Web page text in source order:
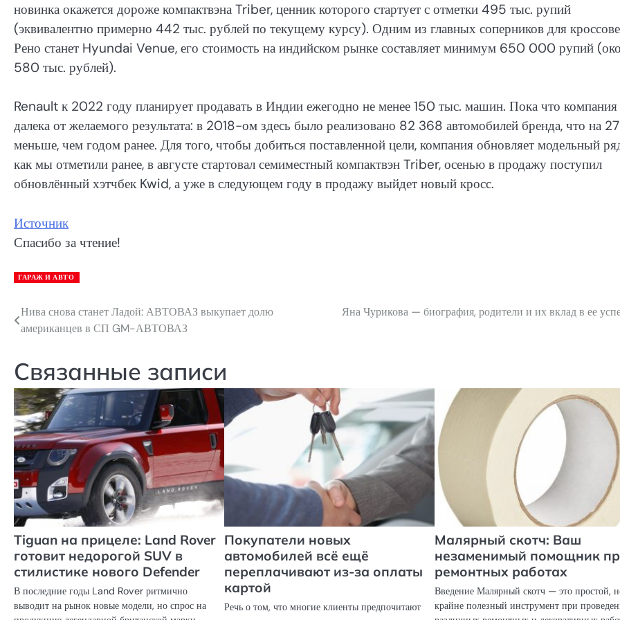
новинка окажется дороже компактвэна Triber, ценник которого стартует с отметки 495 тыс. рупий
(эквивалентно примерно 442 тыс. рублей по текущему курсу). Одним из главных соперников для
Рено станет Hyundai Venue, его стоимость на индийском рынке составляет минимум 650 000 рупий
580 тыс. рублей).
Renault к 2022 году планирует продавать в Индии ежегодно не менее 150 тыс. машин. Пока что компания
далека от желаемого результата: в 2018-ом здесь было реализовано 82 368 автомобилей бренда, что на
меньше, чем годом ранее. Для того, чтобы добиться поставленной цели, компания обновляет модельный
как мы отметили ранее, в августе стартовал семиместный компактвэн Triber, осенью в продажу поступил
обновлённый хэтчбек Kwid, а уже в следующем году в продажу выйдет новый кросс.
Источник
Спасибо за чтение!
ГАРАЖ И АВТО
Навигация
записям
Нива снова станет Ладой: АВТОВАЗ выкупает долю
американцев в СП GM-АВТОВАЗ
Яна Чурикова — биография, родители и их вклад в ее
Связанные записи
Tiguan на прицеле: Land Rover
готовит недорогой SUV в
стилистике нового Defender
В последние годы Land Rover ритмично
выводит на рынок новые модели, но спрос на
Покупатели новых
автомобилей всё ещё
переплачивают из-за оплаты
картой
Речь о том, что многие клиенты предпочитают
Малярный скотч: Ваш
незаменимый помощник
ремонтных работах
Введение Малярный скотч — это простой,
крайне полезный инструмент при